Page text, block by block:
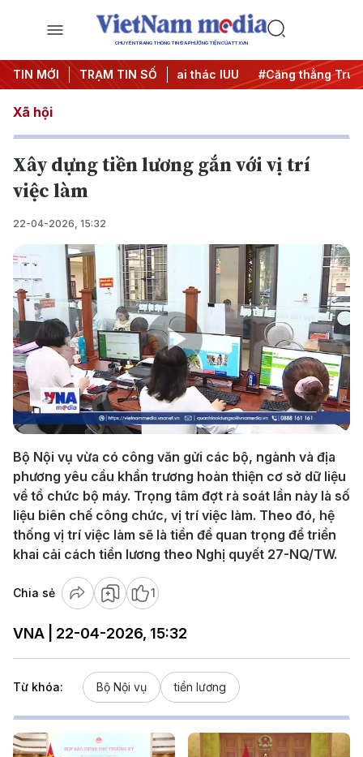
CHUYÊN TRANG THÔNG TIN ĐA PHƯƠNG TIỆN CỦA TTXVN
TIN MỚI TRẠM TIN SỐ
ngày đêm #Chống khai thác IUU #Căng thẳng Trung
Xã hội
Xây dựng tiền lương gắn với vị trí
việc làm
22-04-2026, 15:32
Play
Video
Bộ Nội vụ vừa có công văn gửi các bộ, ngành và địa
phương yêu cầu khẩn trương hoàn thiện cơ sở dữ liệu
về tổ chức bộ máy. Trọng tâm đợt rà soát lần này là số
liệu biên chế công chức, vị trí việc làm. Theo đó, hệ
thống vị trí việc làm sẽ là tiền đề quan trọng để triển
khai cải cách tiền lương theo Nghị quyết 27-NQ/TW.
Chia sẻ 1
VNA | 22-04-2026, 15:32
Từ khóa: Bộ Nội vụ tiền lương